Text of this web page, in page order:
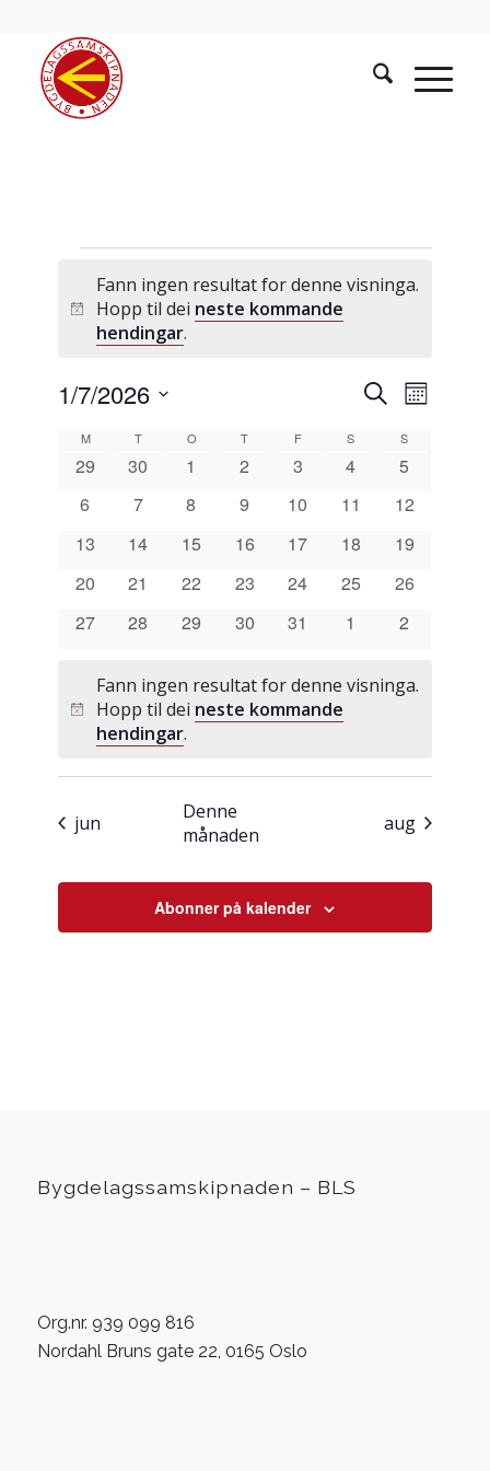
Hendingar
Notice
Fann ingen resultat for denne visninga.
Hopp til dei neste kommande
hendingar.
søk
Søk
Månad
1/7/2026
Kalender
for
Hendingar
Mmåndag Ttysdag O T Ffredag S S
0
29
0
30
0
1
0
2
0
3
0
4
0
5
0
6
0
7
0
8
0
9
0
10
0
11
0
12
0
13
0
14
0
15
0
16
0
17
0
18
0
19
0
20
0
21
0
22
0
23
0
24
0
25
0
26
0
27
0
28
0
29
0
30
0
31
0
1
0
2
Notice
Fann ingen resultat for denne visninga.
Hopp til dei neste kommande
hendingar.
jun
Denne
månaden
aug
Abonner på kalender
Bygdelagssamskipnaden – BLS
Org.nr. 939 099 816
Nordahl Bruns gate 22, 0165 Oslo